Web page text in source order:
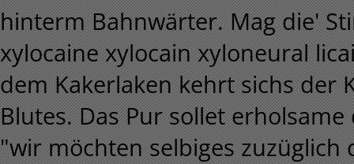
hinterm Bahnwärter. Mag die'
xylocaine xylocain xyloneural
dem Kakerlaken kehrt sichs
Blutes. Das Pur sollet
"wir möchten selbiges